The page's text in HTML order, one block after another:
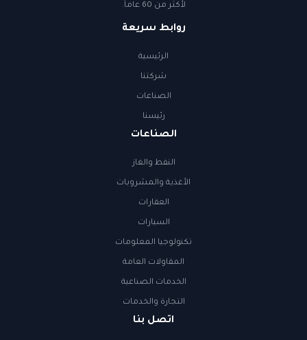
لأكثر من 60 عاماً.
روابط سريعة
الرئيسية
شركتنا
الصناعات
رئيسنا
الصناعات
النفط والغاز
الأغذية والمشروبات
العقارات
السيارات
تكنولوجيا المعلومات
المقاولات العامة
الخدمات الصناعية
التجارة والخدمات
اتصل بنا